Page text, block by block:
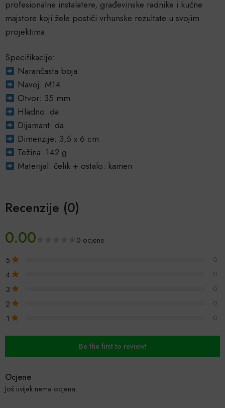
profesionalne instalatere, građevinske radnike i kućne
majstore koji žele postići vrhunske rezultate u svojim
projektima
Specifikacije:
Narančasta boja
Navoj: M14
Otvor: 35 mm
Hladno: da
Dijamant: da
Dimenzije: 3,5 x 6 cm
Težina: 142 g
Materijal: čelik + ostalo: kamen
Recenzije (0)
0.00 0 ocjene
5 0
4 0
3 0
2 0
1 0
Be the first to review!
Ocjene
Još uvijek nema ocjena.